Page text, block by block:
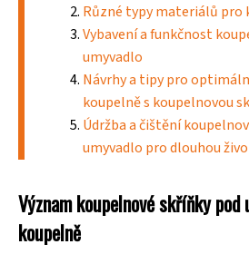
Různé typy materiálů pro
Vybavení a funkčnost
umyvadlo
Návrhy a tipy pro
koupelně s koupelnovou
Údržba a čištění
umyvadlo pro dlouhou
Význam koupelnové skříňky pod
koupelně